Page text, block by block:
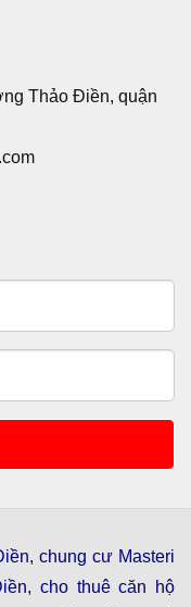
Thảo Điền, quận
, chung cư Masteri
, cho thuê căn hộ